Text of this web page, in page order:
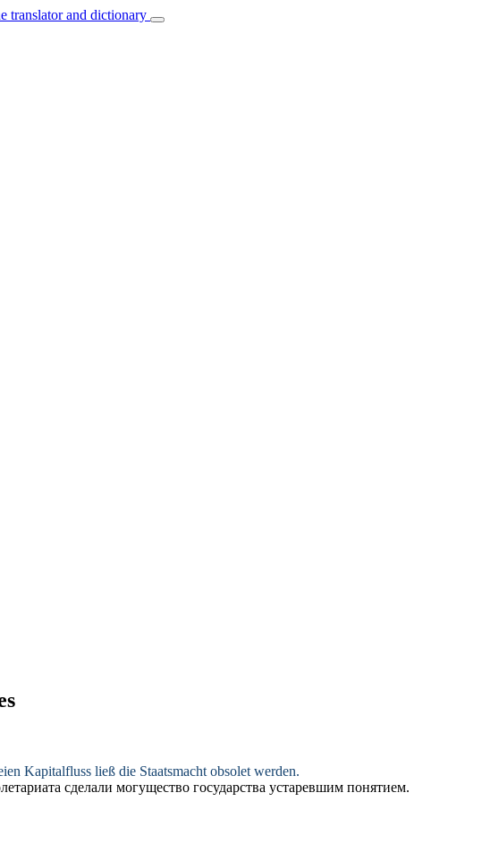
translator and dictionary
Kapitalfluss ließ die Staatsmacht obsolet werden.
сделали могущество государства устаревшим понятием.